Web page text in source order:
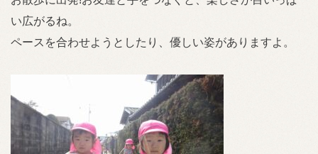
い広がるね。
ペースを合わせようとしたり、優しい姿がありますよ。